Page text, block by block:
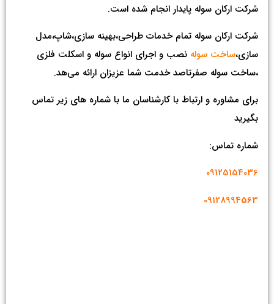
شرکت ارکان سوله پایدار انجام شده است.
شرکت ارکان سوله تمام خدمات طراحی،بهینه سازی،شاپ،مدل
سازی،ساخت سوله نصب و اجرای انواع سوله و اسکلت فلزی
،ساخت سوله صفرتاصد خدمت شما عزیزان ارائه می‌هد.
برای مشاوره و ارتباط با کارشناسان ما با شماره های زیر تماس
بگیرید
شماره تماس:
09125154036
09128994563